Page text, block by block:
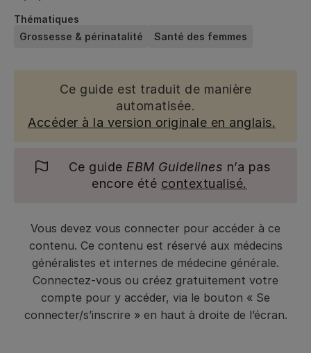
Thématiques
Grossesse & périnatalité
Santé des femmes
Ce guide est traduit de manière
automatisée.
Accéder à la version originale en anglais.
Ce guide EBM Guidelines n’a pas
encore été contextualisé.
Vous devez vous connecter pour accéder à ce
contenu. Ce contenu est réservé aux médecins
généralistes et internes de médecine générale.
Connectez-vous ou créez gratuitement votre
compte pour y accéder, via le bouton « Se
connecter/s’inscrire » en haut à droite de l’écran.